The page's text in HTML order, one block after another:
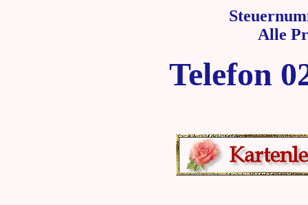
Alle
Telefon